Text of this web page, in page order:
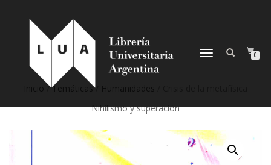
NAVEGACIÓN
0
/Temáticas/
Nihilismo y superación